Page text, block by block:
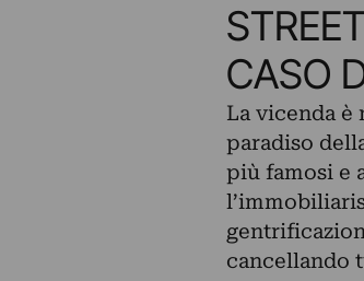
CASO
La vicenda è
paradiso
più famosi e
cancellando